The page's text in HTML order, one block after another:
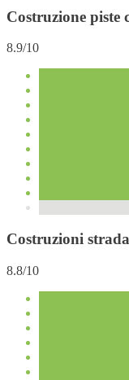
Costruzione piste
8.9/10
Costruzioni
8.8/10